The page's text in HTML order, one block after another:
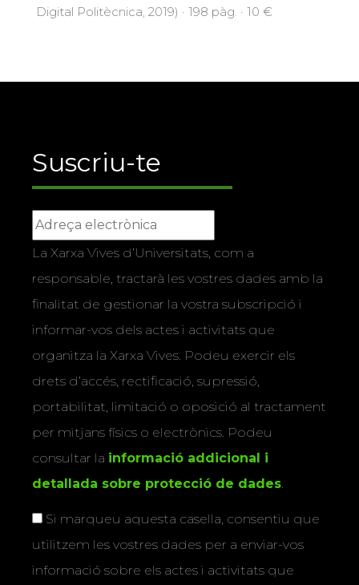
Digital Politècnica, 2019) · 198 pàg. · 10 €
Suscriu-te
La Xarxa Vives d’Universitats, com a
responsable, tractarà les vostres dades amb la
finalitat de gestionar la vostra subscripció i
informar-vos dels actes i activitats que
organitza la Xarxa Vives. Podeu exercir els
drets d’accés, rectificació, supressió,
portabilitat, limitació o oposició al tractament
per mitjans físics o electrònics. Podeu
consultar la informació addicional i
detallada sobre protecció de dades.
Si marqueu aquesta casella, consentiu que
utilitzem les vostres dades per a enviar-vos
informació sobre els actes i activitats que